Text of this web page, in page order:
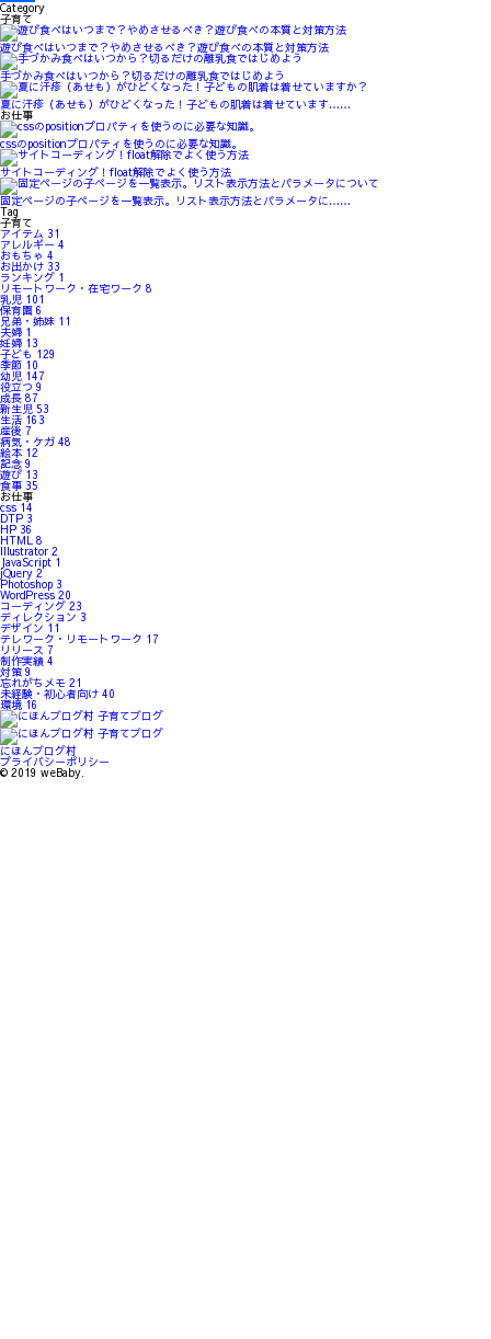
共
有
Category
子育て
遊び食べはいつまで？やめさせるべき？遊び食べの本質と対策方法
手づかみ食べはいつから？切るだけの離乳食ではじめよう
夏に汗疹（あせも）がひどくなった！子どもの肌着は着せています……
お仕事
cssのpositionプロパティを使うのに必要な知識。
サイトコーディング！float解除でよく使う方法
固定ページの子ページを一覧表示。リスト表示方法とパラメータに……
Tag
子育て
アイテム 31
アレルギー 4
おもちゃ 4
お出かけ 33
ランキング 1
リモートワーク・在宅ワーク 8
乳児 101
保育園 6
兄弟・姉妹 11
夫婦 1
妊婦 13
子ども 129
季節 10
幼児 147
役立つ 9
成長 87
新生児 53
生活 163
産後 7
病気・ケガ 48
絵本 12
記念 9
遊び 13
食事 35
お仕事
css 14
DTP 3
HP 36
HTML 8
Illustrator 2
JavaScript 1
jQuery 2
Photoshop 3
WordPress 20
コーディング 23
ディレクション 3
デザイン 11
テレワーク・リモートワーク 17
リリース 7
制作実績 4
対策 9
忘れがちメモ 21
未経験・初心者向け 40
環境 16
にほんブログ村
プライバシーポリシー
© 2019 weBaby.